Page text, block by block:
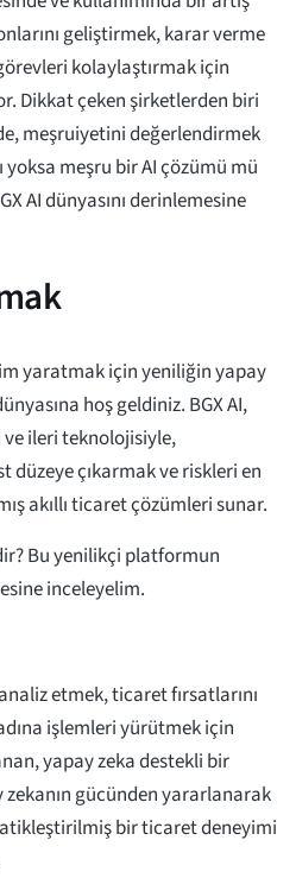
geliştirmek, karar verme
kolaylaştırmak için
Dikkat çeken şirketlerden biri
meşruiyetini değerlendirmek
meşru bir AI çözümü mü
AI dünyasını derinlemesine
yaratmak için yeniliğin yapay
hoş geldiniz. BGX AI,
ileri teknolojisiyle,
düzeye çıkarmak ve riskleri en
akıllı ticaret çözümleri sunar.
Bu yenilikçi platformun
inceleyelim.
etmek, ticaret fırsatlarını
işlemleri yürütmek için
yapay zeka destekli bir
gücünden yararlanarak
bir ticaret deneyimi